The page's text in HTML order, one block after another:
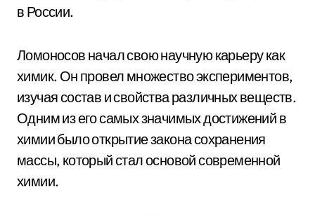
в России.
Ломоносов начал свою научную карьеру как
химик. Он провел множество экспериментов,
изучая состав и свойства различных веществ.
Одним из его самых значимых достижений в
химии было открытие закона сохранения
массы, который стал основой современной
химии.